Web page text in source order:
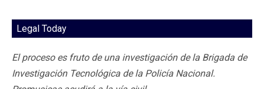
Legal Today
El proceso es fruto de una investigación de la Brigada de
Investigación Tecnológica de la Policía Nacional.